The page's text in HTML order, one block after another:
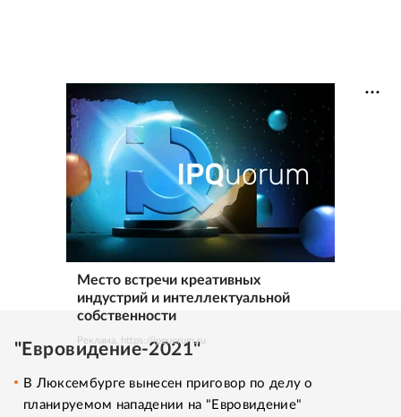
Место встречи креативных
индустрий и интеллектуальной
собственности
Реклама. https://ipquorum.ru
"Евровидение-2021"
В Люксембурге вынесен приговор по делу о
планируемом нападении на "Евровидение"